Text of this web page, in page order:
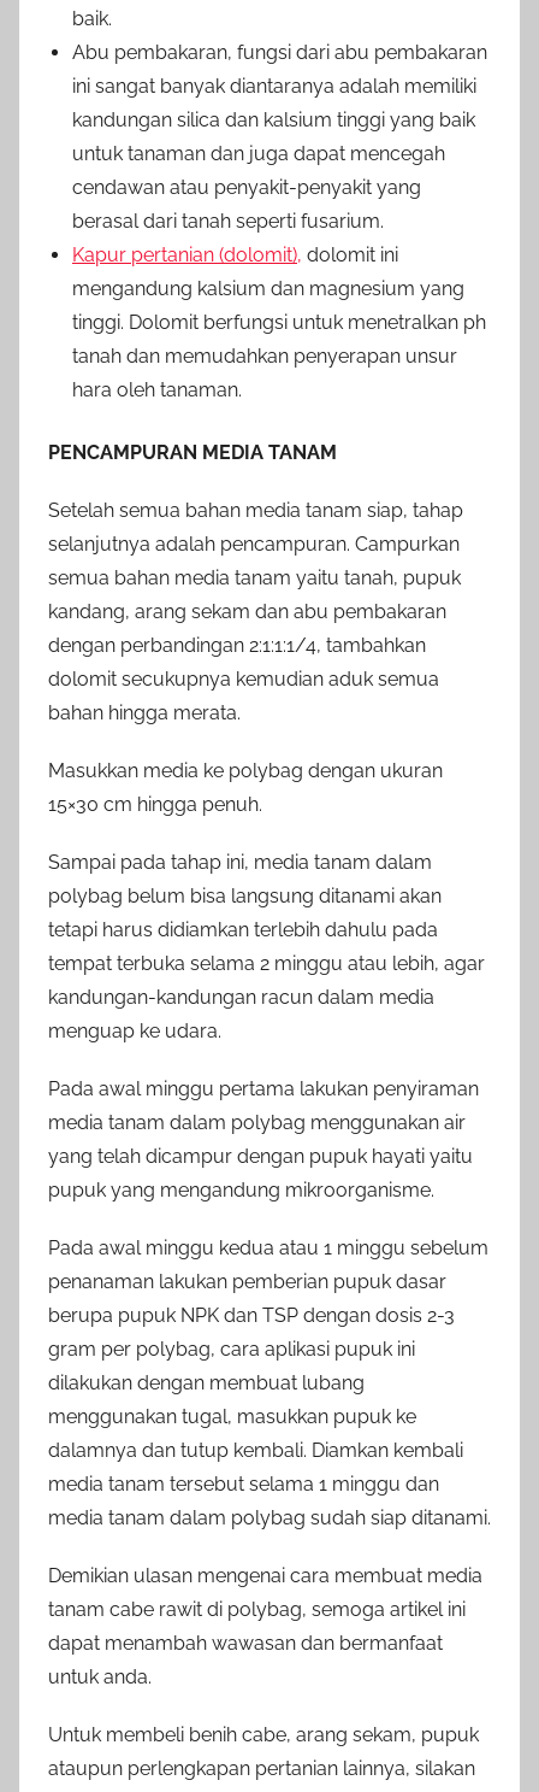
baik.
Abu pembakaran, fungsi dari abu pembakaran
ini sangat banyak diantaranya adalah memiliki
kandungan silica dan kalsium tinggi yang baik
untuk tanaman dan juga dapat mencegah
cendawan atau penyakit-penyakit yang
berasal dari tanah seperti fusarium.
Kapur pertanian (dolomit), dolomit ini
mengandung kalsium dan magnesium yang
tinggi. Dolomit berfungsi untuk menetralkan ph
tanah dan memudahkan penyerapan unsur
hara oleh tanaman.
PENCAMPURAN MEDIA TANAM
Setelah semua bahan media tanam siap, tahap
selanjutnya adalah pencampuran. Campurkan
semua bahan media tanam yaitu tanah, pupuk
kandang, arang sekam dan abu pembakaran
dengan perbandingan 2:1:1:1/4, tambahkan
dolomit secukupnya kemudian aduk semua
bahan hingga merata.
Masukkan media ke polybag dengan ukuran
15×30 cm hingga penuh.
Sampai pada tahap ini, media tanam dalam
polybag belum bisa langsung ditanami akan
tetapi harus didiamkan terlebih dahulu pada
tempat terbuka selama 2 minggu atau lebih, agar
kandungan-kandungan racun dalam media
menguap ke udara.
Pada awal minggu pertama lakukan penyiraman
media tanam dalam polybag menggunakan air
yang telah dicampur dengan pupuk hayati yaitu
pupuk yang mengandung mikroorganisme.
Pada awal minggu kedua atau 1 minggu sebelum
penanaman lakukan pemberian pupuk dasar
berupa pupuk NPK dan TSP dengan dosis 2-3
gram per polybag, cara aplikasi pupuk ini
dilakukan dengan membuat lubang
menggunakan tugal, masukkan pupuk ke
dalamnya dan tutup kembali. Diamkan kembali
media tanam tersebut selama 1 minggu dan
media tanam dalam polybag sudah siap ditanami.
Demikian ulasan mengenai cara membuat media
tanam cabe rawit di polybag, semoga artikel ini
dapat menambah wawasan dan bermanfaat
untuk anda.
Untuk membeli benih cabe, arang sekam, pupuk
ataupun perlengkapan pertanian lainnya, silakan